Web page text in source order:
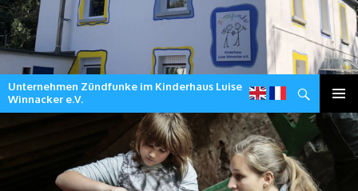
Unternehmen Zündfunke im Kinderhaus Luise
Winnacker e.V.
Suchen
springen